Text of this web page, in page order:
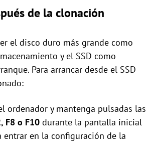
de la clonación
el disco duro más grande como
y el SSD como
Para arrancar desde el SSD
ordenador y mantenga pulsadas las
F8 o F10 durante la pantalla inicial
entrar en la configuración de la